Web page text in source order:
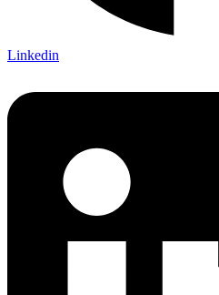
Linkedin